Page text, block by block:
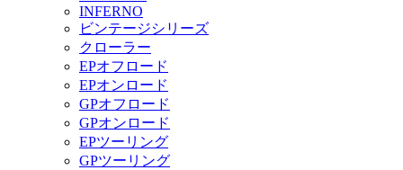
INFERNO
ビンテージシリーズ
クローラー
EPオフロード
EPオンロード
GPオフロード
GPオンロード
EPツーリング
GPツーリング